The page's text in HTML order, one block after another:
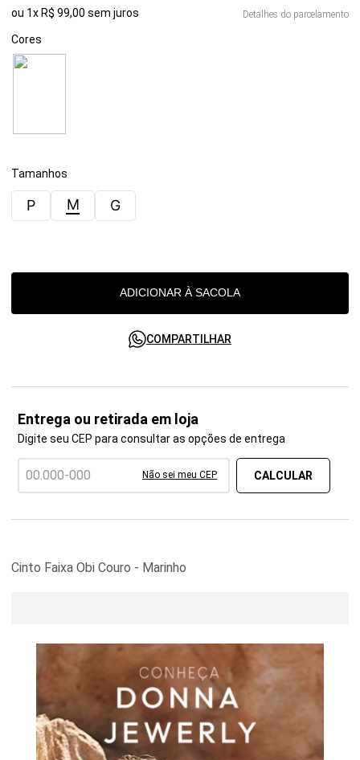
ou 1x R$ 99,00 sem juros Detalhes do parcelamento
Cores
Tamanhos
P M G
ADICIONAR À SACOLA
COMPARTILHAR
Entrega ou retirada em loja
Digite seu CEP para consultar as opções de entrega
Não sei meu CEP
Cinto Faixa Obi Couro - Marinho